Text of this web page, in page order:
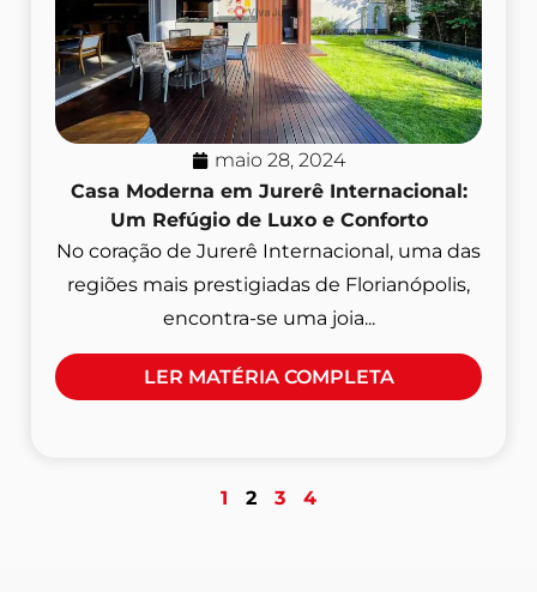
maio 28, 2024
Casa Moderna em Jurerê Internacional:
Um Refúgio de Luxo e Conforto
No coração de Jurerê Internacional, uma das
regiões mais prestigiadas de Florianópolis,
encontra-se uma joia...
LER MATÉRIA COMPLETA
1 2 3 4